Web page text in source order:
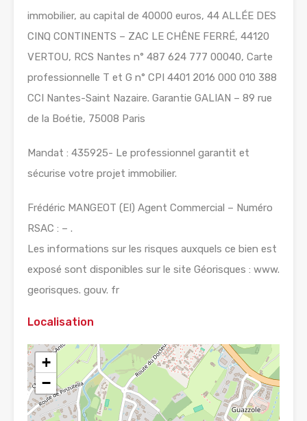
immobilier, au capital de 40000 euros, 44 ALLÉE DES
CINQ CONTINENTS – ZAC LE CHÊNE FERRÉ, 44120
VERTOU, RCS Nantes n° 487 624 777 00040, Carte
professionnelle T et G n° CPI 4401 2016 000 010 388
CCI Nantes-Saint Nazaire. Garantie GALIAN – 89 rue
de la Boétie, 75008 Paris
Mandat : 435925- Le professionnel garantit et
sécurise votre projet immobilier.
Frédéric MANGEOT (EI) Agent Commercial – Numéro
RSAC : – .
Les informations sur les risques auxquels ce bien est
exposé sont disponibles sur le site Géorisques : www.
georisques. gouv. fr
Localisation
+
−